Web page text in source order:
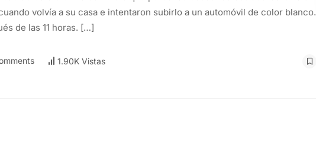
volvía a su casa e intentaron subirlo a un automóvil de color blanco.
de las 11 horas. […]
1.90K Vistas